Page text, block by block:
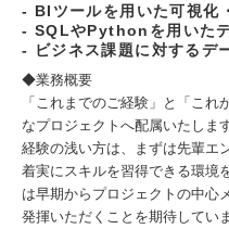
- BIツールを用いた可視化
- SQLやPythonを用いた
- ビジネス課題に対するデ
◆業務概要
「これまでのご経験」と「こ
なプロジェクトへ配属いたします
経験の浅い方は、まずは先輩エ
着実にスキルを習得できる環境
は早期からプロジェクトの中心
発揮いただくことを期待してい